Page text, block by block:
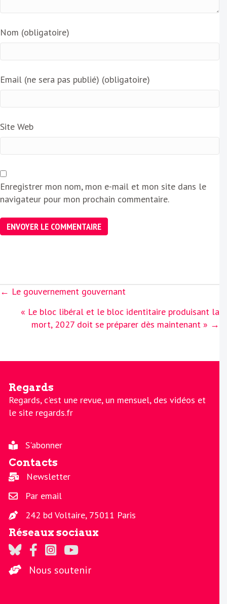
Nom (obligatoire)
Email (ne sera pas publié) (obligatoire)
Site Web
Enregistrer mon nom, mon e-mail et mon site dans le
navigateur pour mon prochain commentaire.
Posts
← Le gouvernement gouvernant
« Le bloc libéral et le bloc identitaire produisant la
mort, 2027 doit se préparer dès maintenant » →
Regards
Regards, c'est une revue, un mensuel, des vidéos et
le site regards.fr
S'abonner
Contacts
Newsletter
Par email
242 bd Voltaire, 75011 Paris
Réseaux sociaux
Regards sur Twitter
Regards sur Facebook
Regards sur Instagram
La chaine Regards sur Youtube
Nous soutenir